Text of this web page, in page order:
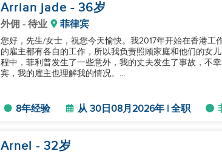
Arrian jade - 36岁
外佣 - 待业 菲律宾
您好，先生/女士，祝您今天愉快。我2017年开始在香港
的雇主都有各自的工作，所以我负责照顾家庭和他们的女
程中，菲利普发生了一些意外，我的丈夫发生了事故，不
宾，我的雇主也理解我的情况。...
8年经验 从 30日08月2026年 | 全职
Arnel - 32岁